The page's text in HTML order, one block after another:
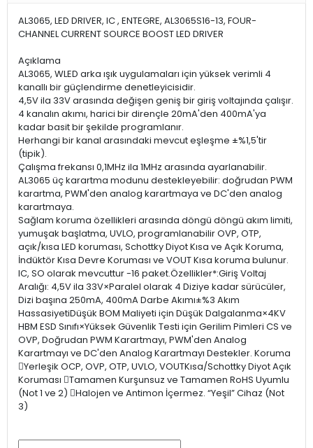
AL3065, LED DRIVER, IC , ENTEGRE, AL3065S16-13, FOUR-
CHANNEL CURRENT SOURCE BOOST LED DRIVER
Açıklama
AL3065, WLED arka ışık uygulamaları için yüksek verimli 4
kanallı bir güçlendirme denetleyicisidir.
4,5V ila 33V arasında değişen geniş bir giriş voltajında ​​çalışır.
4 kanalın akımı, harici bir dirençle 20mA'den 400mA'ya
kadar basit bir şekilde programlanır.
Herhangi bir kanal arasındaki mevcut eşleşme ±%1,5'tir
(tipik).
Çalışma frekansı 0,1MHz ila 1MHz arasında ayarlanabilir.
AL3065 üç karartma modunu destekleyebilir: doğrudan PWM
karartma, PWM'den analog karartmaya ve DC'den analog
karartmaya.
Sağlam koruma özellikleri arasında döngü döngü akım limiti,
yumuşak başlatma, UVLO, programlanabilir OVP, OTP,
açık/kısa LED koruması, Schottky Diyot Kısa ve Açık Koruma,
İndüktör Kısa Devre Koruması ve VOUT Kısa koruma bulunur.
IC, SO olarak mevcuttur -16 paket.Özellikler*:Giriş Voltaj
Aralığı: 4,5V ila 33V×Paralel olarak 4 Diziye kadar sürücüler,
Dizi başına 250mA, 400mA Darbe Akımı±%3 Akım
HassasiyetiDüşük BOM Maliyeti için Düşük Dalgalanma×4KV
HBM ESD Sınıfı×Yüksek Güvenlik Testi için Gerilim Pimleri CS ve
OVP, Doğrudan PWM Karartmayı, PWM'den Analog
Karartmayı ve DC'den Analog Karartmayı Destekler. Koruma
Yerleşik OCP, OVP, OTP, UVLO, VOUTKısa/Schottky Diyot Açık
Koruması Tamamen Kurşunsuz ve Tamamen RoHS Uyumlu
(Not 1 ve 2) Halojen ve Antimon İçermez. “Yeşil” Cihaz (Not
3)